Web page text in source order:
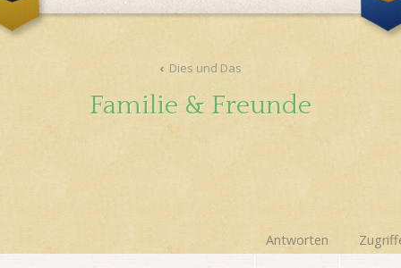
Dies und Das
Familie & Freunde
Antworten